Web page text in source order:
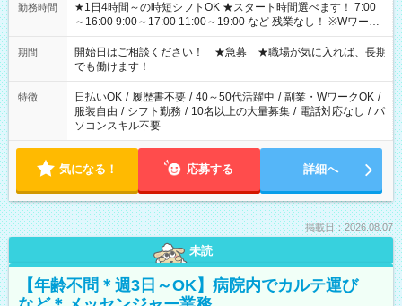
勤務時間
★1日4時間～の時短シフトOK ★スタート時間選べます！ 7:00
～16:00 9:00～17:00 11:00～19:00 など 残業なし！ ※Wワーク
の場合、他のお仕事と合わせ週40時間超の就業はご案内できま
せん ※法令に基づき、週20時間以上勤務は社会保険への加入対
象となります ※労働者派遣法（日雇い派遣の原則禁止）によ
り、短時間・短期間の就業はご案内が難しい場合があります
期間
開始日はご相談ください！ ★急募 ★職場が気に入れば、長期
でも働けます！
特徴 日払いOK / 履歴書不要 / 40～50代活躍中 / 副業・WワークOK /
服装自由 / シフト勤務 / 10名以上の大量募集 / 電話対応なし / パ
ソコンスキル不要
気になる！ 応募する 詳細へ
掲載日：2026.08.07
未読
【年齢不問＊週3日～OK】病院内でカルテ運び